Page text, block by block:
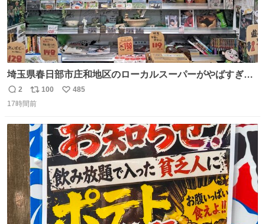
埼玉県春日部市庄和地区のローカルスーパーがやばすぎ
る。どこまで売り物でどこから私物か不明なごちゃごちゃ
の店内には埼玉自虐習字がずらり。日替わり謎汁の試食や
どわあ～な謎パンなどなんでもあり。クレヨンしんちゃん
を生んだ町、強すぎる。
返
信
2
リ
ポ
ト
数
100
い
数
485
17時間前